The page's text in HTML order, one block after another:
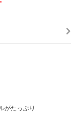
がたっぷり